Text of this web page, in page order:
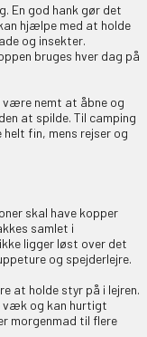
En god hank gør det
hjælpe med at holde
og insekter.
bruges hver dag på
nemt at åbne og
at spilde. Til camping
fin, mens rejser og
skal have kopper
samlet i
ligger løst over det
og spejderlejre.
at holde styr på i lejren.
væk og kan hurtigt
morgenmad til flere